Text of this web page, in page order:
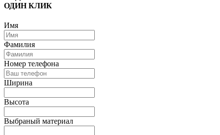
ОДИН КЛИК
Имя
Фамилия
Номер телефона
Ширина
Высота
Выбраный материал